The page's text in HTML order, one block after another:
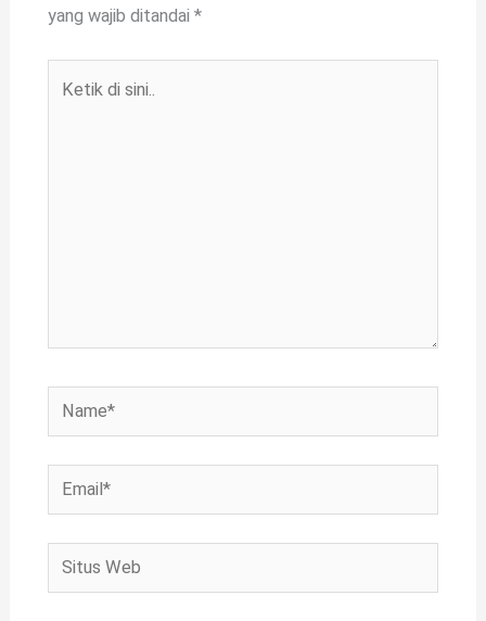
yang wajib ditandai *
Name*
Email*
Situs
Web